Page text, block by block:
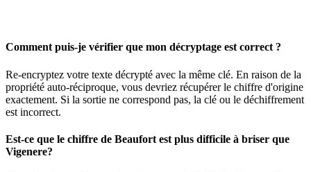
Comment puis-je vérifier que mon décryptage est correct ?
Re-encryptez votre texte décrypté avec la même clé. En raison de la
propriété auto-réciproque, vous devriez récupérer le chiffre d'origine
exactement. Si la sortie ne correspond pas, la clé ou le déchiffrement
est incorrect.
Est-ce que le chiffre de Beaufort est plus difficile à briser que
Vigenere?